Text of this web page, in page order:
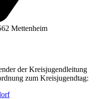
Mettenheim
der Kreisjugendleitung
zum Kreisjugendtag: